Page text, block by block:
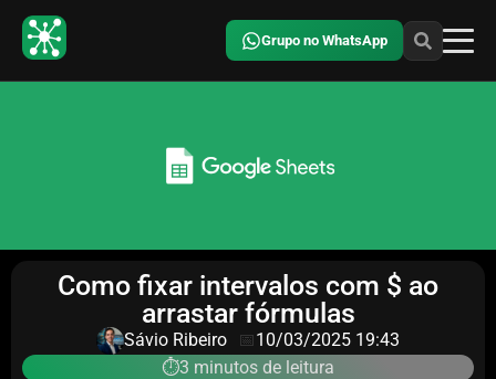
Grupo no WhatsApp
Como fixar intervalos com $ ao
arrastar fórmulas
Sávio Ribeiro 📅10/03/2025 19:43
⏱️3 minutos de leitura